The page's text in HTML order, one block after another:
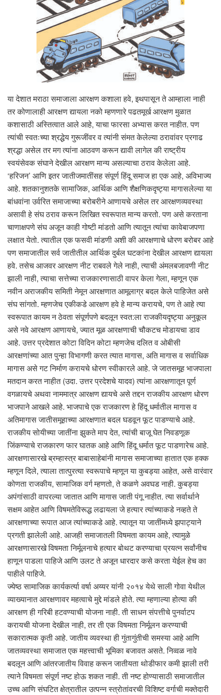
या देशात मराठा समाजाला आरक्षण कशाला हवे, इथपासून ते आम्हाला नाही
तर कोणालाही आरक्षण द्यायला नको म्हणणारे पढतमूर्ख आरक्षण मुळात
कशासाठी अस्तित्वात आले आहे, याचा फारसा अभ्यास करत नाहीत. पण
त्यांची स्वतःच्या श्रद्धेय गुरूजींवर व त्यांनी संमत केलेल्या ठरावांवर प्रगाढ
श्रद्धा असेल तर मग त्यांना आठवण करून द्यावी लागेल की राष्ट्रीय
स्वयंसेवक संघाने देखील आरक्षण मान्य असल्याचा ठराव केलेला आहे.
‘हरिजन’ आणि इतर जातीजमातींसह संपूर्ण हिंदू समाज हा एक आहे, अविभाज्य
आहे. शतकानुशतके सामाजिक, आर्थिक आणि शैक्षणिकदृष्ट्या मागासलेल्या या
बांधवांना उर्वरित समाजाच्या बरोबरीने आणायचे असेल तर आरक्षणव्यवस्था
असावी हे संघ ठराव करून लिखित स्वरूपात मान्य करतो. पण असे करताना
चाणाक्षपणे संघ अजून काही गोष्टी मांडतो आणि त्यातून त्यांचा कावेबाजपणा
लक्षात येतो. त्यातील एक फसवी मांडणी अशी की आरक्षणाचे धोरण बरोबर आहे
पण समाजातील सर्व जातीतील आर्थिक दुर्बल घटकांना देखील आरक्षण द्यायला
हवे. तसेच आजवर आरक्षण नीट राबवले गेले नाही, त्याची अंमलबजावणी नीट
झाली नाही, त्याचा सत्तेच्या राजकारणासाठी वापर केला गेला, म्हणून एक
नवीन अराजकीय समिती नेमून आरक्षणात आमूलाग्र बदल केले पाहिजेत असे
संघ सांगतो. म्हणजेच एकीकडे आरक्षण हवे हे मान्य करायचे, पण ते आहे त्या
स्वरूपात कायम न ठेवता संपूर्णपणे बदलून स्वत:ला राजकीयदृष्ट्या अनुकूल
असे नवे आरक्षण आणायचे, ज्यात मूळ आरक्षणाची चौकटच मोडायचा डाव
आहे. उत्तर प्रदेशात कोटा विदिन कोटा म्हणजेच दलित व ओबीसी
आरक्षणांच्या आत पुन्हा विभागणी करत त्यात मागास, अति मागास व सर्वाधिक
मागास असे गट निर्माण करायचे धोरण स्वीकारले आहे. जे जातसमूह भाजपाला
मतदान करत नाहीत (उदा. उत्तर प्रदेशचे यादव) त्यांना आरक्षणातून पूर्ण
वगळायचे अथवा नाममात्र आरक्षण द्यायचे असे तद्दन राजकीय आरक्षण धोरण
भाजपाने आखले आहे. भाजपाचे एक राजकारण हे हिंदू धर्मातील मागास व
अतिमागास जातीसमूहाच्या आरक्षणात बदल घडवून फूट पाडण्याचे आहे.
राजकीय सोयीच्या जातींना झुकते माप देत, त्यांची बाजू घेत निवडणूक
जिंकण्याचे राजकारण फार घातक आहे आणि हिंदू धर्मात फूट पाडणारेच आहे.
आरक्षणासारखे ब्रम्हास्त्र बाबासाहेबांनी मागास समाजाच्या हातात एक हक्क
म्हणून दिले, त्याला तात्पुरत्या स्वरूपाचे म्हणून या कुबड्या आहेत, असे वारंवार
कोणता राजकीय, सामाजिक वर्ग म्हणतो, ते कळणे अवघड नाही. कुबड्या
अपंगांसाठी वापरल्या जातात आणि मागास जाती पंगू नाहीत. त्या सर्वार्थाने
सक्षम आहेत आणि विषमतेविरूद्ध लढायला जे हत्यार त्यांच्याकडे नव्हते ते
आरक्षणाच्या रूपात आज त्यांच्याकडे आहे. त्यातून या जातींमध्ये झपाट्याने
प्रगती झालेली आहे. आजही समाजातली विषमता कायम आहे, त्यामुळे
आरक्षणासारखे विषमता निर्मूलनाचे हत्यार बोथट करण्याचा प्रयत्न सर्वांनीच
हाणून पाडला पाहिजे आणि उलट ते अजून धारदार कसे करता येईल हेच का
पाहीले पाहिजे.
ज्येष्ठ सामाजिक कार्यकर्त्या वर्षा अय्यर यांनी २०१४ येथे साली गोवा येथील
व्याख्यानात आरक्षणावर महत्वाचे मुद्दे मांडले होते. त्या म्हणाल्या होत्या की
आरक्षण ही गरिबी हटवण्याची योजना नाही. ती साधन संपत्तीचे पुनर्वाटप
करायची योजना देखील नाही, तर ती एक विषमता निर्मूलन करण्याची
सकारात्मक कृती आहे. जातीय व्यवस्था ही गुंतागुंतीची समस्या आहे आणि
जातव्यवस्था समाजात एक महत्त्वाची भूमिका बजावत असते. निव्वळ नावे
बदलून आणि आंतरजातीय विवाह करून जातीयता थोडीफार कमी झाली तरी
त्याने विषमता संपूर्ण नष्ट होऊ शकत नाही. ती नष्ट होण्यासाठी समाजातील
उच्च आणि संघटित क्षेत्रातील उत्पन्न स्त्रोतांवरची विशिष्ट वर्गाची मक्तेदारी